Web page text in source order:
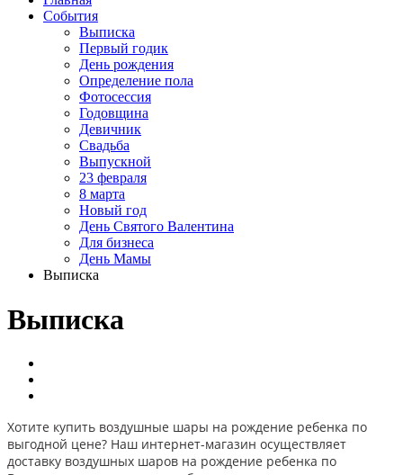
События
Выписка
Первый годик
День рождения
Определение пола
Фотосессия
Годовщина
Девичник
Свадьба
Выпускной
23 февраля
8 марта
Новый год
День Святого Валентина
Для бизнеса
День Мамы
Выписка
Выписка
Хотите купить воздушные шары на рождение ребенка по
выгодной цене? Наш интернет-магазин осуществляет
доставку воздушных шаров на рождение ребенка по